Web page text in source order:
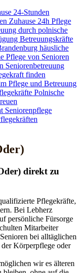
24-Stunden
Zuhause 24h Pflege
durch polnische
Betreuungskräfte
häusliche
Pflege von Senioren
Seniorenbetreuung
finden
Pflege und Betreuung
Polnische
Seniorenpflege
direkt zu
Pflegekräfte,
Bei Lebherz
persönliche Fürsorge
Mitarbeiter
bei alltäglichen
Körperpflege oder
wir es älteren